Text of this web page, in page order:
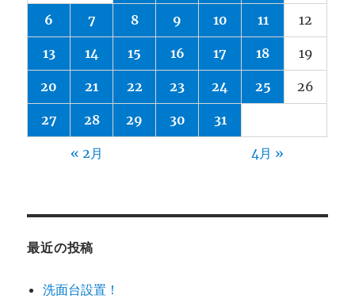
6 7 8 9 10 11 12
13 14 15 16 17 18 19
20 21 22 23 24 25 26
27 28 29 30 31
« 2月 4月 »
最近の投稿
洗面台設置！